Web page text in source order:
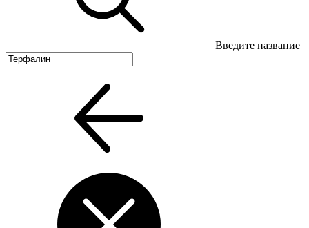
Введите название